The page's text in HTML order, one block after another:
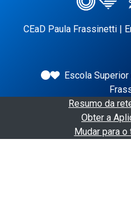
CEaD Paula Frassinetti |
Escola
Resumo da
Obter a
Mudar para